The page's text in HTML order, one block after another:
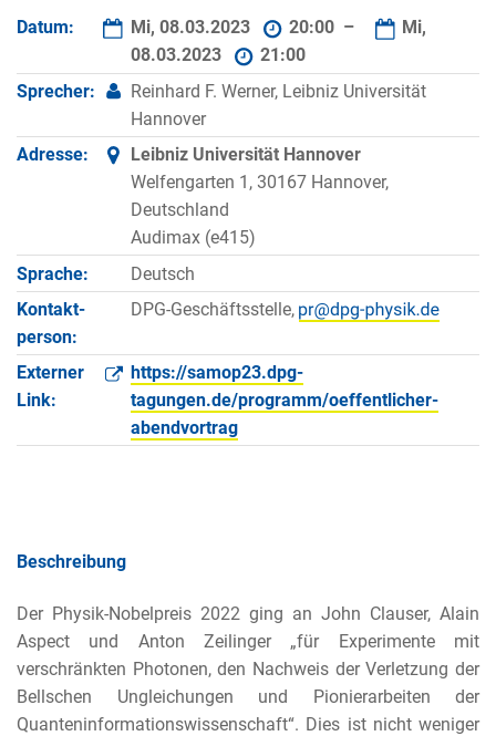
Datum: Mi, 08.03.2023 20:00 –
Mi,
08.03.2023
21:00
Sprecher:
Reinhard F. Werner, Leibniz Universität
Hannover
Adresse:
Leibniz Universität Hannover
Welfengarten 1, 30167 Hannover,
Deutschland
Audimax (e415)
Sprache:
Deutsch
Kontakt­
person:
DPG-Geschäftsstelle,
Externer
Link:
https://samop23.dpg-
tagungen.de/programm/oeffentlicher-
abendvortrag
Beschreibung
Der Physik-Nobelpreis 2022 ging an John Clauser, Alain
Aspect und Anton Zeilinger „für Experimente mit
verschränkten Photonen, den Nachweis der Verletzung der
Bellschen Ungleichungen und Pionierarbeiten der
Quanteninformationswissenschaft“. Dies ist nicht weniger